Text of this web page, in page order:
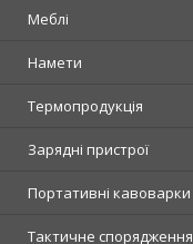
Меблі
Намети
Термопродукція
Зарядні пристрої
Портативні кавоварки
Тактичне спорядження